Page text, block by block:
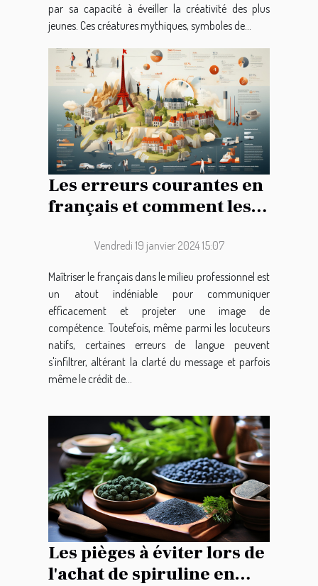
par sa capacité à éveiller la créativité des plus
jeunes. Ces créatures mythiques, symboles de...
Les erreurs courantes en
français et comment les
communication
professionnelle
Vendredi 19 janvier 2024 15:07
Maîtriser le français dans le milieu professionnel est
un atout indéniable pour communiquer
efficacement et projeter une image de
compétence. Toutefois, même parmi les locuteurs
natifs, certaines erreurs de langue peuvent
s'infiltrer, altérant la clarté du message et parfois
même le crédit de...
Les pièges à éviter lors de
l'achat de spiruline en